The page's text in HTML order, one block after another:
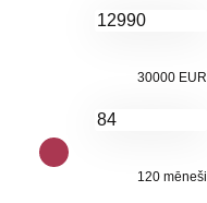
30000 EUR
120 mēneši